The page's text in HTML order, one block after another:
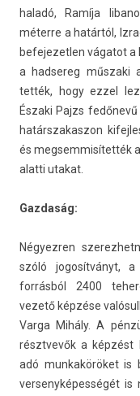
haladó, Ramíja
méterre a határtól,
be­fejezetl­en vágatot
a had­sereg műszaki
tették, hogy ezzel
Északi Pajzs
határszakas­zon
és meg­semmisítet­ték
al­at­ti utakat.
Gaz­daság:
Négyezr­en
szóló jogosítványt,
forrásból 2400
vezető képzése
Varga Mihály. A
résztvevők a képzést
adó mun­kaköröket is
ver­senyképes­ségét is